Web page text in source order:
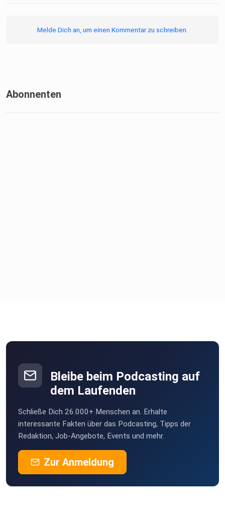
Melde Dich an, um einen Kommentar zu schreiben.
Abonnenten
Bleibe beim Podcasting auf
dem Laufenden
Schließe Dich 26.000+ Menschen an. Erhalte
interessante Fakten über das Podcasting, Tipps der
Redaktion, Job-Angebote, Events und mehr.
Zur Anmeldung